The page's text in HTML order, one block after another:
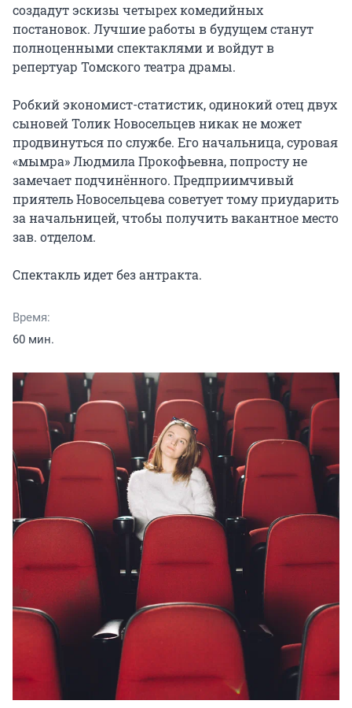
создадут эскизы четырех комедийных
постановок. Лучшие работы в будущем станут
полноценными спектаклями и войдут в
репертуар Томского театра драмы.
Робкий экономист-статистик, одинокий отец двух
сыновей Толик Новосельцев никак не может
продвинуться по службе. Его начальница, суровая
«мымра» Людмила Прокофьевна, попросту не
замечает подчинённого. Предприимчивый
приятель Новосельцева советует тому приударить
за начальницей, чтобы получить вакантное место
зав. отделом.
Спектакль идет без антракта.
Время:
60 мин.